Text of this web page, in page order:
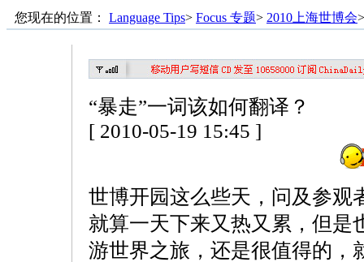
您现在的位置： Language Tips> Focus 专题> 2010上海世博会
“暴走”一词该如何翻译？
[ 2010-05-19 15:45 ]
世博开园这么些天，问及参观
就算一天下来又热又累，但是
游世界之旅，还是很值得的，